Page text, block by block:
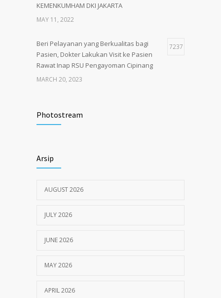
KEMENKUMHAM DKI JAKARTA
MAY 11, 2022
Beri Pelayanan yang Berkualitas bagi
Pasien, Dokter Lakukan Visit ke Pasien
Rawat Inap RSU Pengayoman Cipinang
7237
MARCH 20, 2023
RSU Pengayoman
Photostream
Arsip
AUGUST 2026
JULY 2026
JUNE 2026
MAY 2026
APRIL 2026